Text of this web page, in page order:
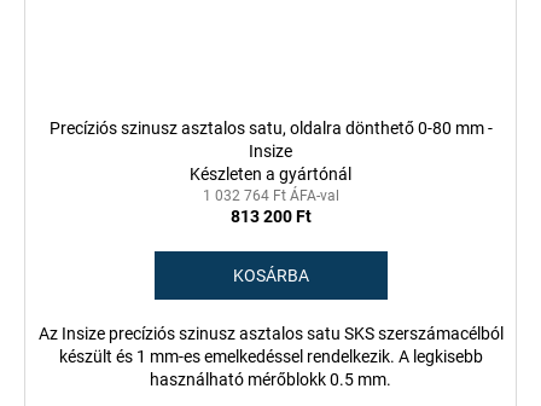
Precíziós szinusz asztalos satu, oldalra dönthető 0-80 mm -
Insize
Készleten a gyártónál
1 032 764 Ft ÁFA-val
813 200 Ft
KOSÁRBA
Az Insize precíziós szinusz asztalos satu SKS szerszámacélból
készült és 1 mm-es emelkedéssel rendelkezik. A legkisebb
használható mérőblokk 0.5 mm.